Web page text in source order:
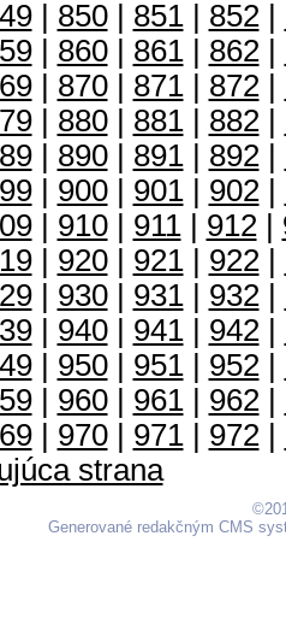
| 850| 851| 852|
| 860| 861| 862|
| 870| 871| 872|
| 880| 881| 882|
| 890| 891| 892|
| 900| 901| 902|
| 910| 911| 912|
| 920| 921| 922|
| 930| 931| 932|
| 940| 941| 942|
| 950| 951| 952|
| 960| 961| 962|
| 970| 971| 972|
strana
Generované redakčným CMS